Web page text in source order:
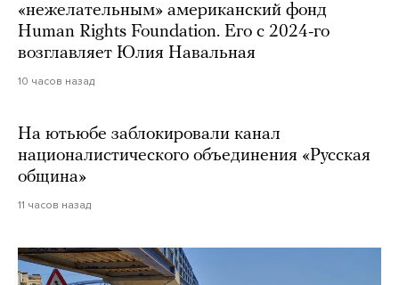
«нежелательным» американский фонд
Human Rights Foundation. Его с 2024-го
возглавляет Юлия Навальная
10 часов назад
На ютьюбе заблокировали канал
националистического объединения «Русская
община»
11 часов назад